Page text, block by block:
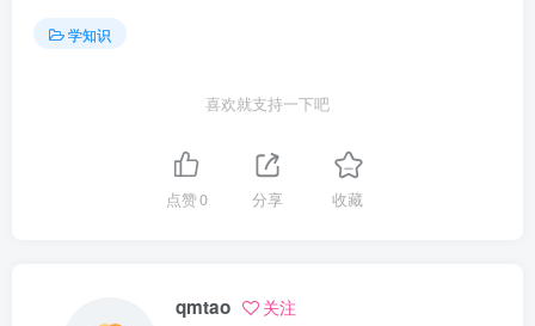
学知识
喜欢就支持一下吧
点赞0 分享 收藏
qmtao 关注